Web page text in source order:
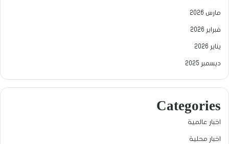
مارس 2026
فبراير 2026
يناير 2026
ديسمبر 2025
Categories
اخبار عالمية
اخبار محلية